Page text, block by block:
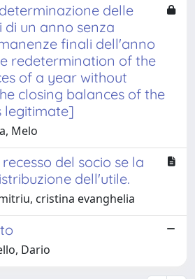
delle
di un anno senza
finali dell'anno
redetermination of the
of a year without
closing balances of the
legitimate]
Melo
del socio se la
dell'utile.
cristina evanghelia
Dario